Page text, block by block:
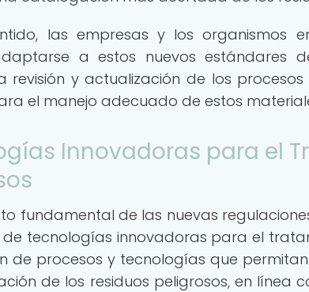
las empresas y los organismos
a estos nuevos estándares
revisión y actualización de los
el manejo adecuado de estos
Innovadoras para el
fundamental de las nuevas
tecnologías innovadoras para el
de procesos y tecnologías que
de los residuos peligrosos, en línea